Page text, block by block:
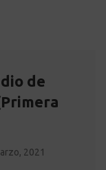
de
2021